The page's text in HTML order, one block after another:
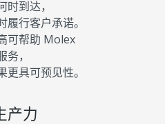
到达，
行客户承诺。
可帮助 Molex
，
具可预见性。
产力